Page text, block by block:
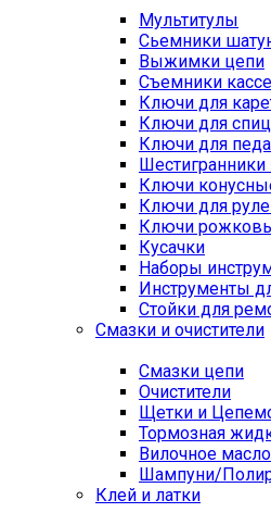
Мультитулы
Сьемники
Выжимки цепи
Съемники
Ключи для
Ключи для спиц
Ключи для
Шестигранники
Ключи
Ключи для
Ключи
Кусачки
Наборы
Инструменты
Стойки для
Смазки и очистители
Смазки цепи
Очистители
Щетки и
Тормозная
Вилочное масло
Шампуни/
Клей и латки